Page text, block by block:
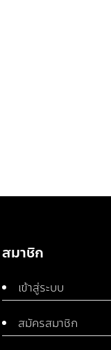
สมาชิก
เข้าสู่ระบบ
สมัครสมาชิก